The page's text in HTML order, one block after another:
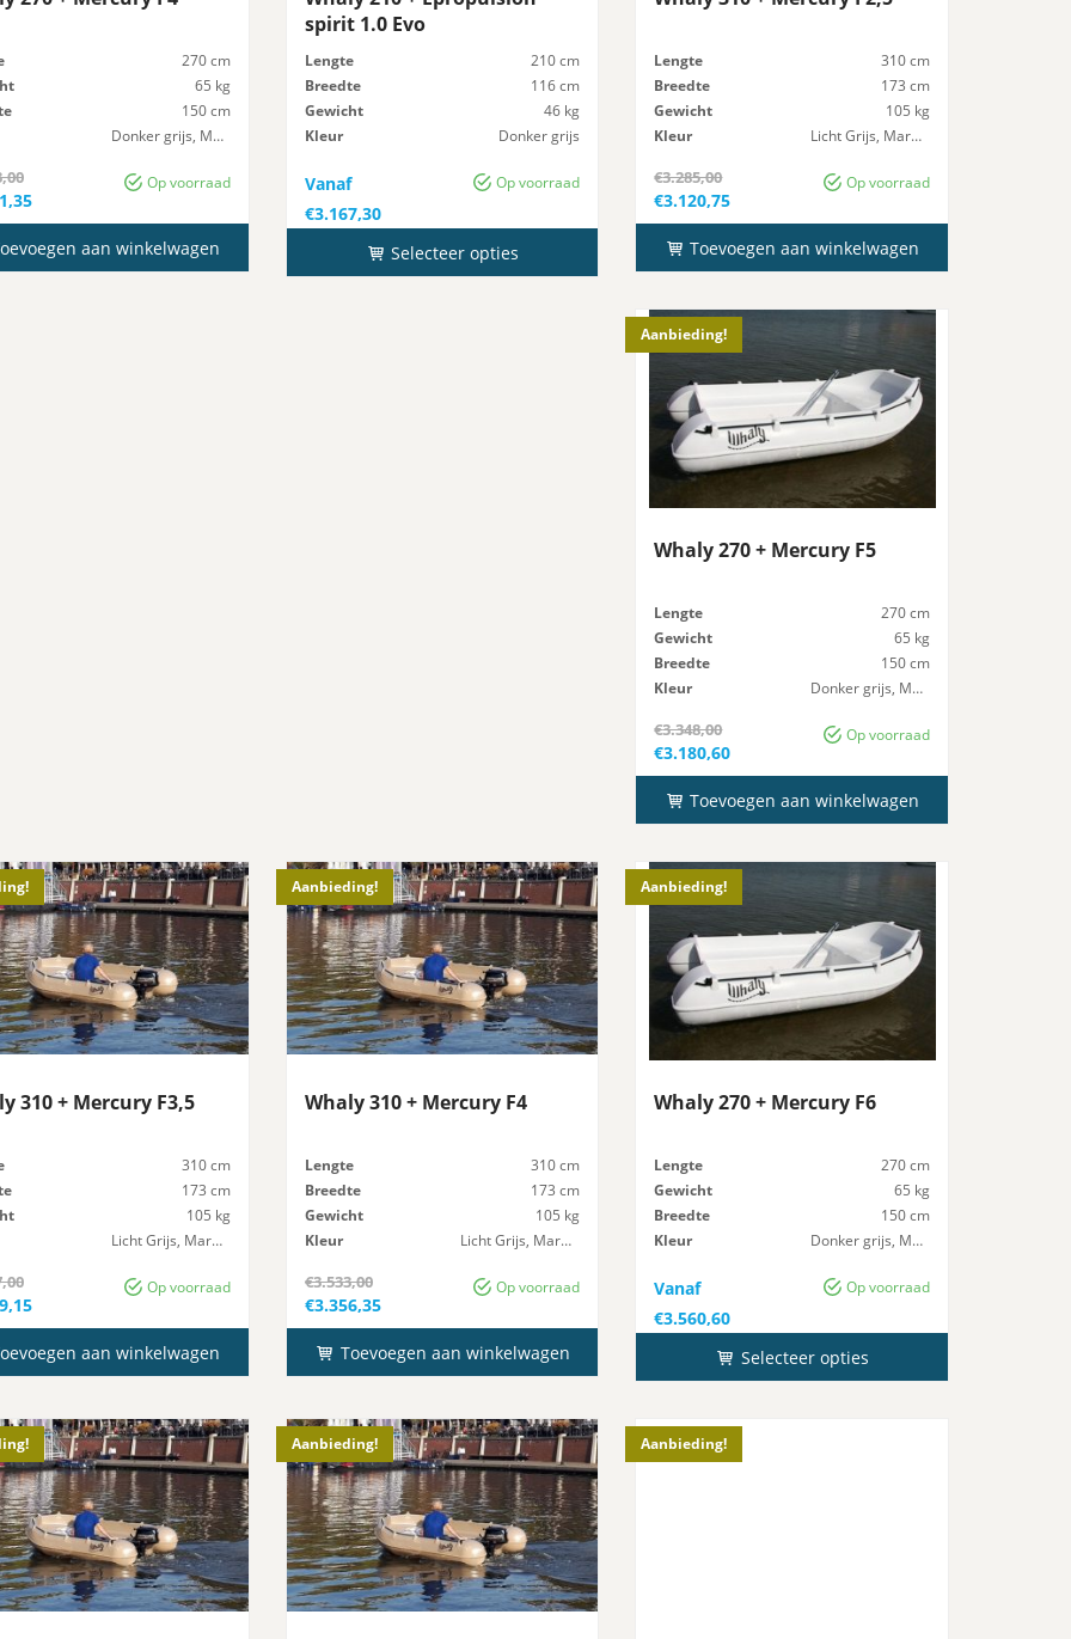
270 cm
65 kg
150 cm
Donker grijs, Marmer
Op voorraad
aan winkelwagen
spirit 1.0 Evo
Lengte
210 cm
Breedte
116 cm
Gewicht
46 kg
Kleur
Donker grijs
Op voorraad
Vanaf
€3.167,30
Selecteer opties
Lengte
310 cm
Breedte
173 cm
Gewicht
105 kg
Kleur
Licht Grijs, Marmer
Op voorraad
€3.285,00
Oorspronkelijke
prijs
was:
€3.285,00.
€3.120,75
Huidige
prijs
is:
€3.120,75.
Toevoegen aan winkelwagen
Aanbieding!
Whaly 270 + Mercury F5
Lengte
270 cm
Gewicht
65 kg
Breedte
150 cm
Kleur
Donker grijs, Marmer
Op voorraad
€3.348,00
Oorspronkelijke
prijs
was:
€3.348,00.
€3.180,60
Huidige
prijs
is:
€3.180,60.
Toevoegen aan winkelwagen
310 + Mercury F3,5
310 cm
173 cm
105 kg
Licht Grijs, Marmer
Op voorraad
aan winkelwagen
Aanbieding!
Whaly 310 + Mercury F4
Lengte
310 cm
Breedte
173 cm
Gewicht
105 kg
Kleur
Licht Grijs, Marmer
Op voorraad
€3.533,00
Oorspronkelijke
prijs
was:
€3.533,00.
€3.356,35
Huidige
prijs
is:
€3.356,35.
Toevoegen aan winkelwagen
Aanbieding!
Whaly 270 + Mercury F6
Lengte
270 cm
Gewicht
65 kg
Breedte
150 cm
Kleur
Donker grijs, Marmer
Op voorraad
Vanaf
€3.560,60
Selecteer opties
Aanbieding! Aanbieding!